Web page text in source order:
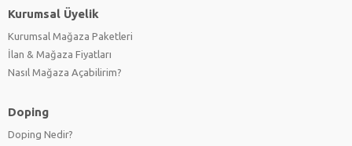
Kurumsal Üyelik
Kurumsal Mağaza Paketleri
İlan & Mağaza Fiyatları
Nasıl Mağaza Açabilirim?
Doping
Doping Nedir?